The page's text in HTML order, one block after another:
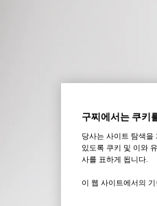
구찌에서는 쿠키
당사는 사이트 탐색
있도록 쿠키 및 이와
사를 표하게 됩니다.
이 웹 사이트에서의